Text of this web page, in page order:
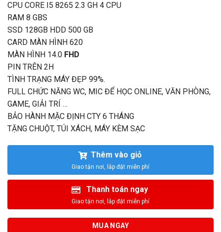
CPU CORE I5 8265 2.3 GH 4 CPU
RAM 8 GBS
SSD 128GB HDD 500 GB
CARD MÀN HÌNH 620
MÀN HÌNH 14.0 FHD
PIN TRÊN 2H
TÌNH TRẠNG MÁY ĐẸP 99%.
FULL CHỨC NĂNG WC, MIC ĐỂ HỌC ONLINE, VĂN PHÒNG,
GAME, GIẢI TRÍ …
BẢO HÀNH MẶC ĐỊNH CTY 6 THÁNG
TẶNG CHUỘT, TÚI XÁCH, MÁY KÈM SẠC
Thêm vào giỏ
Thanh toán ngay
MUA NGAY